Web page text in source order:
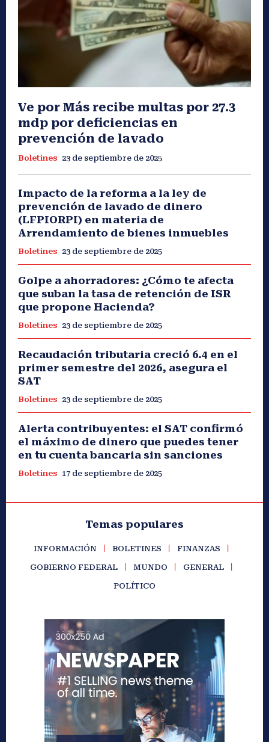
Ve por Más recibe multas por 27.3
mdp por deficiencias en
prevención de lavado
Boletines 23 de septiembre de 2025
Impacto de la reforma a la ley de
prevención de lavado de dinero
(LFPIORPI) en materia de
Arrendamiento de bienes inmuebles
Boletines 23 de septiembre de 2025
Golpe a ahorradores: ¿Cómo te afecta
que suban la tasa de retención de ISR
que propone Hacienda?
Boletines 23 de septiembre de 2025
Recaudación tributaria creció 6.4 en el
primer semestre del 2026, asegura el
SAT
Boletines 23 de septiembre de 2025
Alerta contribuyentes: el SAT confirmó
el máximo de dinero que puedes tener
en tu cuenta bancaria sin sanciones
Boletines 17 de septiembre de 2025
Temas populares
INFORMACIÓN BOLETINES FINANZAS
GOBIERNO FEDERAL MUNDO GENERAL
POLÍTICO